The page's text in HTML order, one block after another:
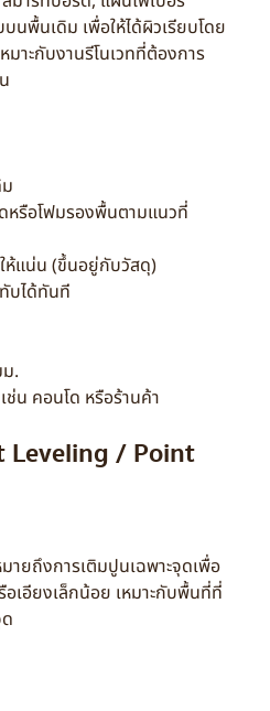
พื้นเดิม เพื่อให้ได้ผิวเรียบโดย
าะกับงานรีโนเวทที่ต้องการ
หรือโฟมรองพื้นตามแนวที่
ห้แน่น (ขึ้นอยู่กับวัสดุ)
บได้ทันที
.
ช่น คอนโด หรือร้านค้า
Leveling / Point
ายถึงการเติมปูนเฉพาะจุดเพื่อ
เอียงเล็กน้อย เหมาะกับพื้นที่ที่